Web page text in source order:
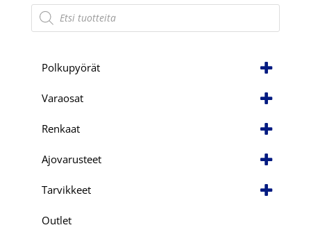
Products
search
Polkupyörät
Varaosat
Renkaat
Ajovarusteet
Tarvikkeet
Outlet